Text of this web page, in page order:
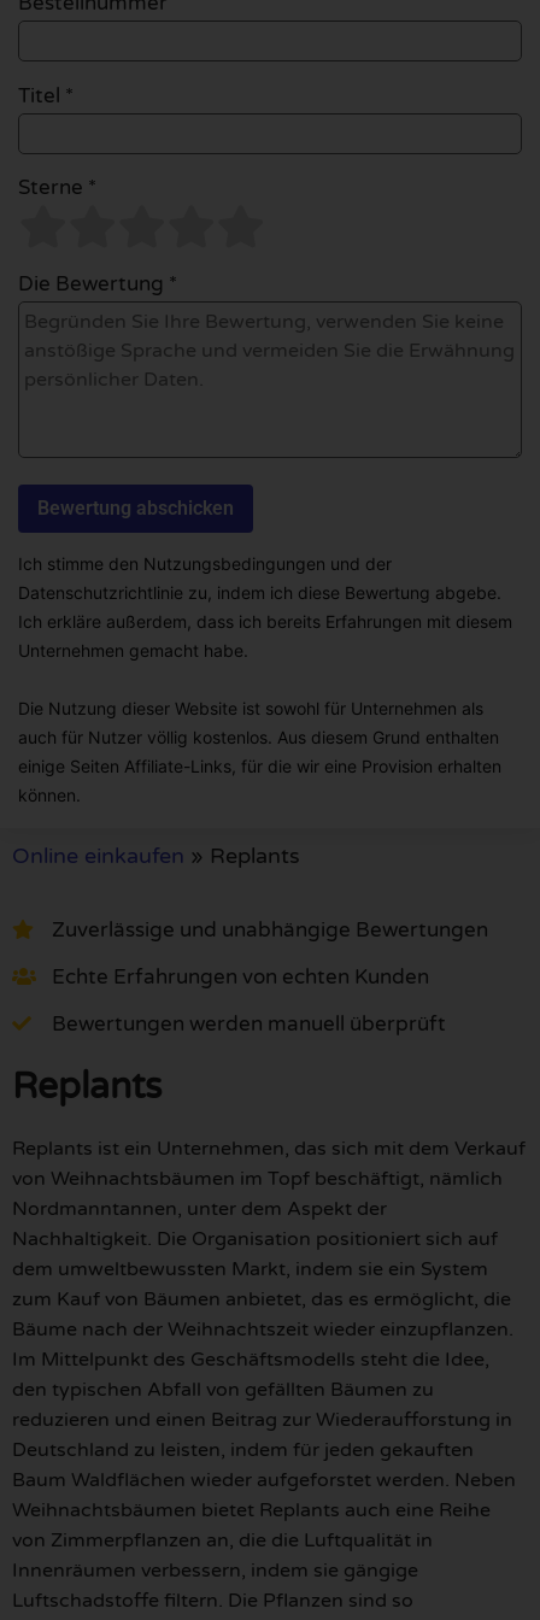
Titel *
Sterne *
Die Bewertung *
Ich stimme den Nutzungsbedingungen und der
Datenschutzrichtlinie zu, indem ich diese Bewertung abgebe.
Ich erkläre außerdem, dass ich bereits Erfahrungen mit diesem
Unternehmen gemacht habe.
Die Nutzung dieser Website ist sowohl für Unternehmen als
auch für Nutzer völlig kostenlos. Aus diesem Grund enthalten
einige Seiten Affiliate-Links, für die wir eine Provision erhalten
können.
Online einkaufen » Replants
Zuverlässige und unabhängige Bewertungen
Echte Erfahrungen von echten Kunden
Bewertungen werden manuell überprüft
Replants
Replants ist ein Unternehmen, das sich mit dem Verkauf
von Weihnachtsbäumen im Topf beschäftigt, nämlich
Nordmanntannen, unter dem Aspekt der
Nachhaltigkeit. Die Organisation positioniert sich auf
dem umweltbewussten Markt, indem sie ein System
zum Kauf von Bäumen anbietet, das es ermöglicht, die
Bäume nach der Weihnachtszeit wieder einzupflanzen.
Im Mittelpunkt des Geschäftsmodells steht die Idee,
den typischen Abfall von gefällten Bäumen zu
reduzieren und einen Beitrag zur Wiederaufforstung in
Deutschland zu leisten, indem für jeden gekauften
Baum Waldflächen wieder aufgeforstet werden. Neben
Weihnachtsbäumen bietet Replants auch eine Reihe
von Zimmerpflanzen an, die die Luftqualität in
Innenräumen verbessern, indem sie gängige
Luftschadstoffe filtern. Die Pflanzen sind so